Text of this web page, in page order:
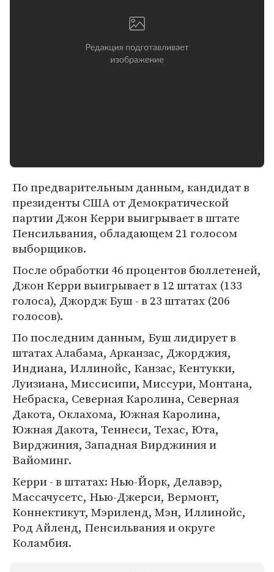
По предварительным данным, кандидат в
президенты США от Демократической
партии Джон Керри выигрывает в штате
Пенсильвания, обладающем 21 голосом
выборщиков.
После обработки 46 процентов бюллетеней,
Джон Керри выигрывает в 12 штатах (133
голоса), Джордж Буш - в 23 штатах (206
голосов).
По последним данным, Буш лидирует в
штатах Алабама, Арканзас, Джорджия,
Индиана, Иллинойс, Канзас, Кентукки,
Луизиана, Миссисипи, Миссури, Монтана,
Небраска, Северная Каролина, Северная
Дакота, Оклахома, Южная Каролина,
Южная Дакота, Теннеси, Техас, Юта,
Вирджиния, Западная Вирджиния и
Вайоминг.
Керри - в штатах: Нью-Йорк, Делавэр,
Массачусетс, Нью-Джерси, Вермонт,
Коннектикут, Мэриленд, Мэн, Иллинойс,
Род Айленд, Пенсильвания и округе
Коламбия.